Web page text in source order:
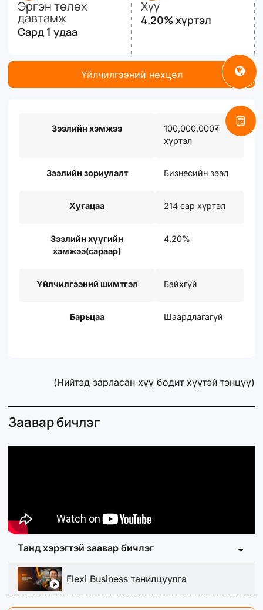
Эргэн төлөх
давтамж
Сард 1 удаа
Хүү
4.20% хүртэл
Үйлчилгээний нөхцөл
Зээлийн хэмжээ
100,000,000₮
хүртэл
Зээлийн зориулалт Бизнесийн зээл
Хугацаа 214 сар хүртэл
Зээлийн хүүгийн
хэмжээ(сараар)
4.20%
Үйлчилгээний шимтгэл Байхгүй
Барьцаа Шаардлагагүй
(Нийтэд зарласан хүү бодит хүүтэй тэнцүү)
Заавар бичлэг
Танд хэрэгтэй заавар бичлэг
Flexi Business танилцуулга